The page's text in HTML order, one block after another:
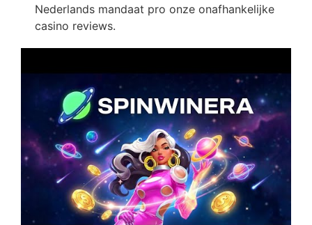
Nederlands mandaat pro onze onafhankelijke
casino reviews.